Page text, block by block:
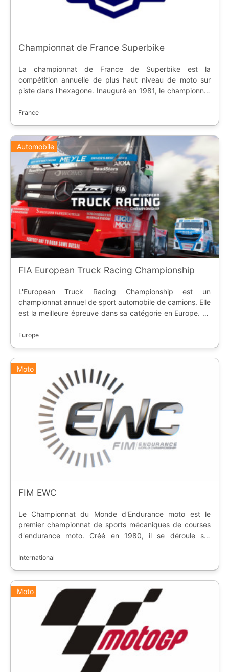
Championnat de France Superbike
La championnat de France de Superbike est la
compétition annuelle de plus haut niveau de moto sur
piste dans l'hexagone. Inauguré en 1981, le championnat
Supersport, Pirelli 600, Moto3 et Sidecar.
France
Automobile
FIA European Truck Racing Championship
L'European Truck Racing Championship est un
championnat annuel de sport automobile de camions. Elle
est la meilleure épreuve dans sa catégorie en Europe. La
date de 2006, et comporte un classement pilote et un
Europe
Moto
FIM EWC
Le Championnat du Monde d'Endurance moto est le
premier championnat de sports mécaniques de courses
d'endurance moto. Créé en 1980, il se déroule sur
International
Moto